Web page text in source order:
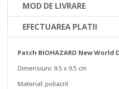
MOD DE LIVRARE
EFECTUAREA PLATII
Patch BIOHAZARD New World
Dimensiuni: 9.5 x 9.5 cm
Material: poliacril